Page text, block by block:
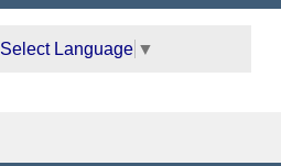
Select Language ▼